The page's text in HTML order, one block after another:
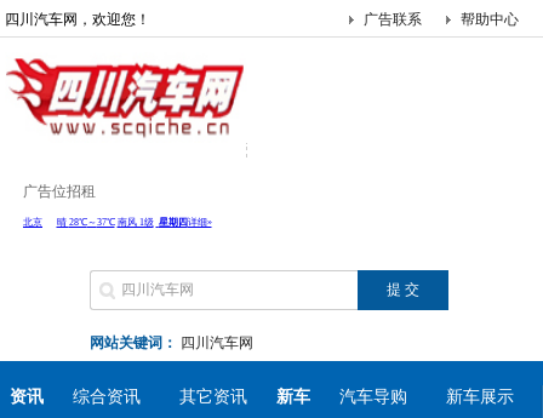
四川汽车网，欢迎您！ 帮助中心
广告联系
广告位招租
网站关键词： 四川汽车网
资讯 综合资讯 其它资讯 新车 汽车导购 新车展示